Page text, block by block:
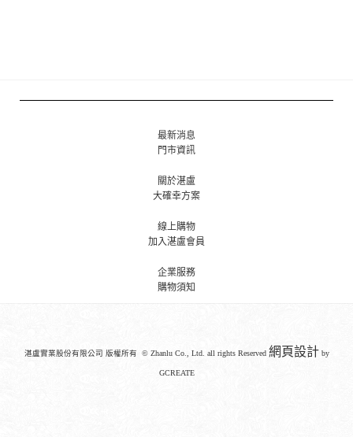
最新消息
門市資訊
關於湛盧
大確幸方案
線上購物
加入湛盧會員
企業服務
購物須知
湛盧實業股份有限公司 版權所有 © Zhanlu Co., Ltd. all rights Reserved 網頁設計by
GCREATE